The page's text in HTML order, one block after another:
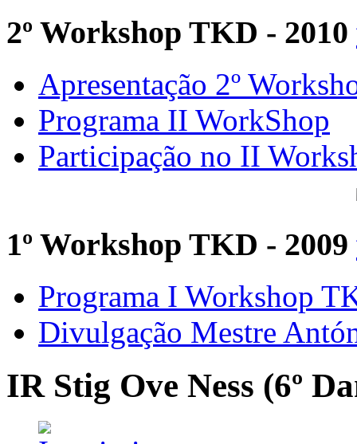
2º Workshop TKD - 2010
Apresentação 2º
Programa II WorkShop
Participação no II
1º Workshop TKD - 2009
Programa I Workshop
Divulgação Mestre
IR Stig Ove Ness (6º